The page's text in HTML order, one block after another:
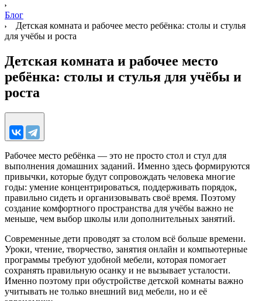
Блог
Детская комната и рабочее место ребёнка: столы и стулья
для учёбы и роста
Детская комната и рабочее место
ребёнка: столы и стулья для учёбы и
роста
Рабочее место ребёнка — это не просто стол и стул для
выполнения домашних заданий. Именно здесь формируются
привычки, которые будут сопровождать человека многие
годы: умение концентрироваться, поддерживать порядок,
правильно сидеть и организовывать своё время. Поэтому
создание комфортного пространства для учёбы важно не
меньше, чем выбор школы или дополнительных занятий.
Современные дети проводят за столом всё больше времени.
Уроки, чтение, творчество, занятия онлайн и компьютерные
программы требуют удобной мебели, которая помогает
сохранять правильную осанку и не вызывает усталости.
Именно поэтому при обустройстве детской комнаты важно
учитывать не только внешний вид мебели, но и её